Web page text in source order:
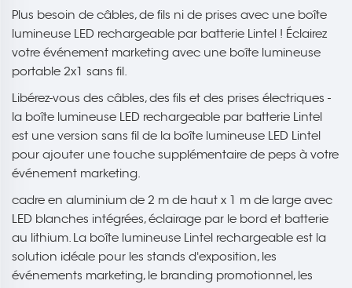
Plus besoin de câbles, de fils ni de prises avec une boîte
lumineuse LED rechargeable par batterie Lintel ! Éclairez
votre événement marketing avec une boîte lumineuse
portable 2x1 sans fil.
Libérez-vous des câbles, des fils et des prises électriques -
la boîte lumineuse LED rechargeable par batterie Lintel
est une version sans fil de la boîte lumineuse LED Lintel
pour ajouter une touche supplémentaire de peps à votre
événement marketing.
cadre en aluminium de 2 m de haut x 1 m de large avec
LED blanches intégrées, éclairage par le bord et batterie
au lithium. La boîte lumineuse Lintel rechargeable est la
solution idéale pour les stands d'exposition, les
événements marketing, le branding promotionnel, les